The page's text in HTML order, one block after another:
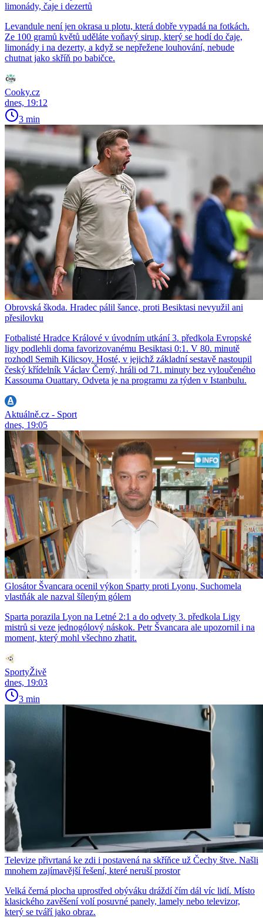
limonády, čaje i dezertů
Levandule není jen okrasa u plotu, která dobře vypadá na fotkách.
Ze 100 gramů květů uděláte voňavý sirup, který se hodí do čaje,
limonády i na dezerty, a když se nepřežene louhování, nebude
chutnat jako skříň po babičce.
Cooky.cz
dnes, 19:12
3 min
Obrovská škoda. Hradec pálil šance, proti Besiktasi nevyužil ani
přesilovku
Fotbalisté Hradce Králové v úvodním utkání 3. předkola Evropské
ligy podlehli doma favorizovanému Besiktasi 0:1. V 80. minutě
rozhodl Semih Kilicsoy. Hosté, v jejichž základní sestavě nastoupil
český křídelník Václav Černý, hráli od 71. minuty bez vyloučeného
Kassouma Ouattary. Odveta je na programu za týden v Istanbulu.
Aktuálně.cz - Sport
dnes, 19:05
Glosátor Švancara ocenil výkon Sparty proti Lyonu, Suchomela
vlastňák ale nazval šíleným gólem
Sparta porazila Lyon na Letné 2:1 a do odvety 3. předkola Ligy
mistrů si veze jednogólový náskok. Petr Švancara ale upozornil i na
moment, který mohl všechno zhatit.
SportyŽivě
dnes, 19:03
3 min
Televize přivrtaná ke zdi i postavená na skříňce už Čechy štve. Našli
mnohem zajímavější řešení, které neruší prostor
Velká černá plocha uprostřed obýváku dráždí čím dál víc lidí. Místo
klasického zavěšení volí posuvné panely, lamely nebo televizor,
který se tváří jako obraz.